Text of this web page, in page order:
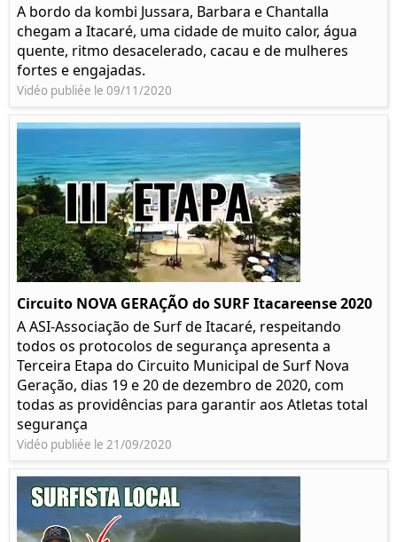
A bordo da kombi Jussara, Barbara e Chantalla
chegam a Itacaré, uma cidade de muito calor, água
quente, ritmo desacelerado, cacau e de mulheres
fortes e engajadas.
Vidéo publiée le 09/11/2020
Circuito NOVA GERAÇÃO do SURF Itacareense 2020
A ASI-Associação de Surf de Itacaré, respeitando
todos os protocolos de segurança apresenta a
Terceira Etapa do Circuito Municipal de Surf Nova
Geração, dias 19 e 20 de dezembro de 2020, com
todas as providências para garantir aos Atletas total
segurança
Vidéo publiée le 21/09/2020